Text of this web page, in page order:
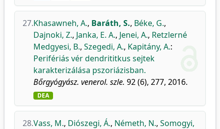
27.Khasawneh, A., Baráth, S., Béke, G.,
Dajnoki, Z., Janka, E. A., Jenei, A., Retzlerné
Medgyesi, B., Szegedi, A., Kapitány, A.:
Perifériás vér dendrititkus sejtek
karakterizálása pszoriázisban.
Bőrgyógyász. venerol. szle. 92 (6), 277, 2016.
DEA
28.Vass, M., Diószegi, Á., Németh, N., Somogyi,